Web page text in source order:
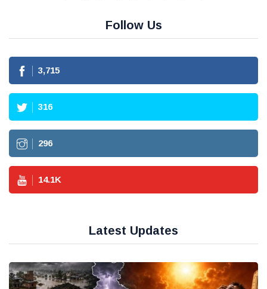
Follow Us
3,715
316
296
14.1K
Latest Updates